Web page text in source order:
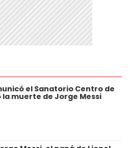
el Sanatorio Centro de
la muerte de Jorge Messi